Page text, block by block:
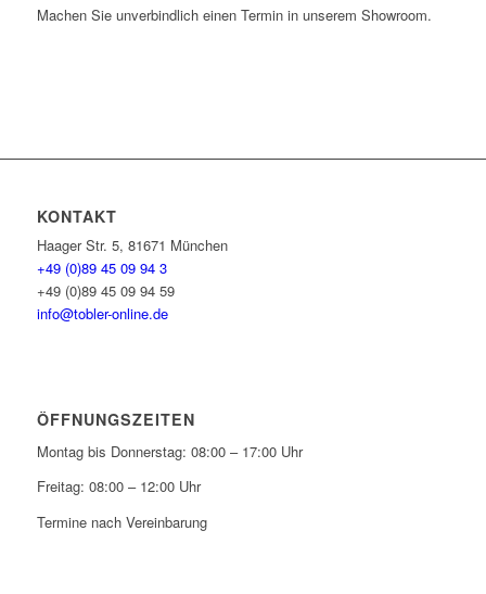
Machen Sie unverbindlich einen Termin in unserem Showroom.
KONTAKT
Haager Str. 5, 81671 München
+49 (0)89 45 09 94 3
+49 (0)89 45 09 94 59
info@tobler-online.de
ÖFFNUNGSZEITEN
Montag bis Donnerstag: 08:00 – 17:00 Uhr
Freitag: 08:00 – 12:00 Uhr
Termine nach Vereinbarung